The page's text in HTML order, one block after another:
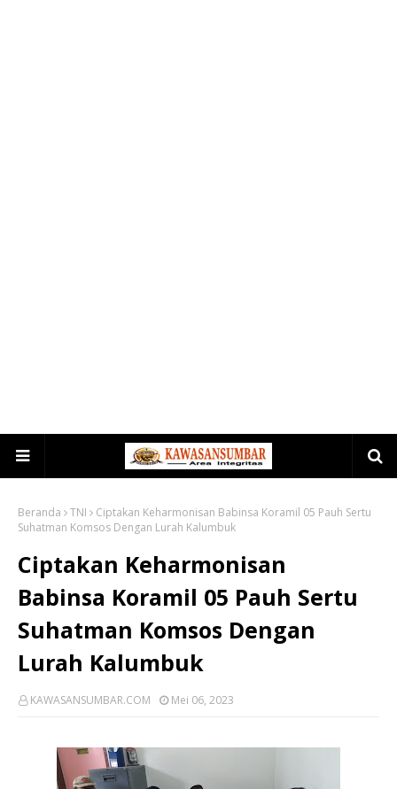
Beranda TNI
Ciptakan Keharmonisan Babinsa Koramil 05 Pauh Sertu
Suhatman Komsos Dengan Lurah Kalumbuk
Ciptakan Keharmonisan
Babinsa Koramil 05 Pauh Sertu
Suhatman Komsos Dengan
Lurah Kalumbuk
KAWASANSUMBAR.COM Mei 06, 2023